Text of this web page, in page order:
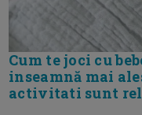
Cum te joci cu
inseamnă mai
activitati sunt